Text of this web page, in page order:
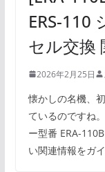
ERS-110
セル交換
2026年2月25日
懐かしの名機、
ているのですね
ー型番 ERA-
い関連情報をガ